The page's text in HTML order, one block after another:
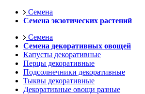
Семена
Семена экзотических растений
Семена
Семена декоративных овощей
Капусты декоративные
Перцы декоративные
Подсолнечники декоративные
Тыквы декоративные
Декоративные овощи разные